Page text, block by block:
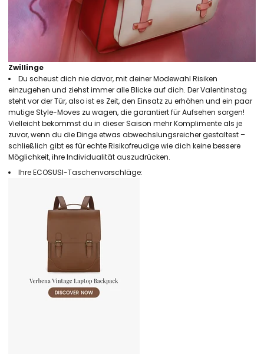
Zwillinge
Du scheust dich nie davor, mit deiner Modewahl Risiken
einzugehen und ziehst immer alle Blicke auf dich. Der Valentinstag
steht vor der Tür, also ist es Zeit, den Einsatz zu erhöhen und ein paar
mutige Style-Moves zu wagen, die garantiert für Aufsehen sorgen!
Vielleicht bekommst du in dieser Saison mehr Komplimente als je
zuvor, wenn du die Dinge etwas abwechslungsreicher gestaltest –
schließlich gibt es für echte Risikofreudige wie dich keine bessere
Möglichkeit, ihre Individualität auszudrücken.
Ihre ECOSUSI-Taschenvorschläge: